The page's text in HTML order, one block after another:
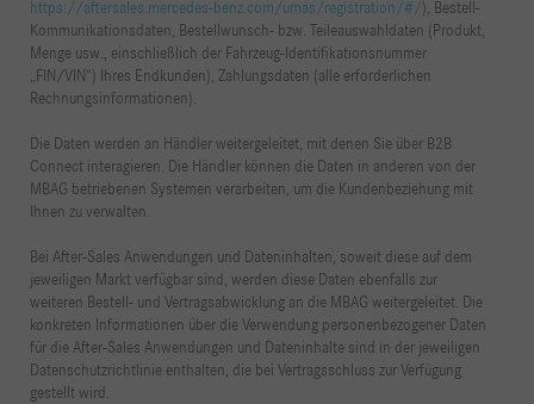
https://aftersales.mercedes-benz.com/umas/registration/#/ ), Bestell-
Kommunikationsdaten, Bestellwunsch- bzw. Teileauswahldaten (Produkt,
Menge usw., einschließlich der Fahrzeug-Identifikationsnummer
„FIN/VIN“) Ihres Endkunden), Zahlungsdaten (alle erforderlichen
Rechnungsinformationen).
Die Daten werden an Händler weitergeleitet, mit denen Sie über B2B
Connect interagieren. Die Händler können die Daten in anderen von der
MBAG betriebenen Systemen verarbeiten, um die Kundenbeziehung mit
Ihnen zu verwalten.
Bei After-Sales Anwendungen und Dateninhalten, soweit diese auf dem
jeweiligen Markt verfügbar sind, werden diese Daten ebenfalls zur
weiteren Bestell- und Vertragsabwicklung an die MBAG weitergeleitet. Die
konkreten Informationen über die Verwendung personenbezogener Daten
für die After-Sales Anwendungen und Dateninhalte sind in der jeweiligen
Datenschutzrichtlinie enthalten, die bei Vertragsschluss zur Verfügung
gestellt wird.